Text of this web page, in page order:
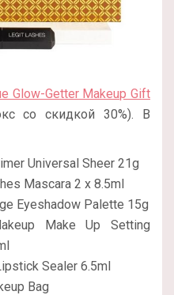
Glow-Getter Makeup Gift
со скидкой30%). В
Universal Sheer 21g
Mascara 2 x 8.5ml
Eyeshadow Palette 15g
Make Up Setting
Sealer 6.5ml
Bag